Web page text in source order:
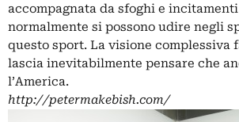
accompagnata da sfoghi e
normalmente si possono udire negli
questo sport. La visione complessiva
lascia inevitabilmente pensare che
l’America.
http://petermakebish.com/